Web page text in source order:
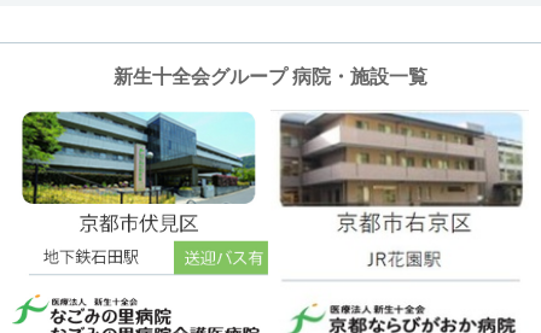
新生十全会グループ 病院・施設一覧